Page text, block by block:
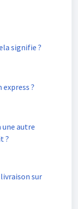
signifie ?
?
une autre
?
sur